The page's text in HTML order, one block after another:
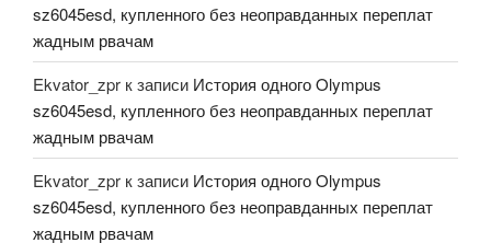
sz6045esd, купленного без неоправданных переплат
жадным рвачам
Ekvator_zpr к записи История одного Olympus
sz6045esd, купленного без неоправданных переплат
жадным рвачам
Ekvator_zpr к записи История одного Olympus
sz6045esd, купленного без неоправданных переплат
жадным рвачам